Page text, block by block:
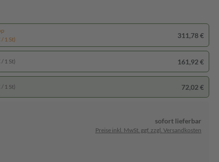
1 St)
311,78 €
1 St) 161,92 €
1 St) 72,02 €
sofort lieferbar
Preise inkl. MwSt. ggf. zzgl. Versandkosten